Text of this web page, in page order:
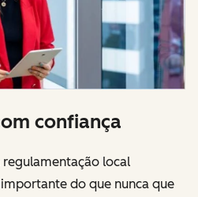
confiança
regulamentação local
do que nunca que